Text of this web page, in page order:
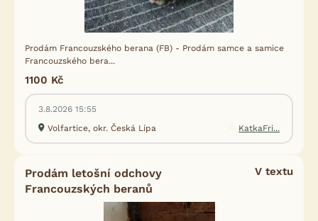
Prodám Francouzského berana (FB) - Prodám samce a samice
Francouzského bera...
1100 Kč
3.8.2026 15:55
Volfartice, okr. Česká Lípa
KatkaFri...
Prodám letošní odchovy
Francouzských beranů
V textu